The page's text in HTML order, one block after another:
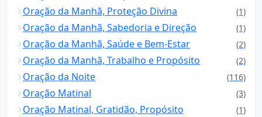
Oração da Manhã, Proteção Divina (1)
Oração da Manhã, Sabedoria e Direção (1)
Oração da Manhã, Saúde e Bem-Estar (2)
Oração da Manhã, Trabalho e Propósito (2)
Oração da Noite (116)
Oração Matinal (3)
Oração Matinal, Gratidão, Propósito (1)